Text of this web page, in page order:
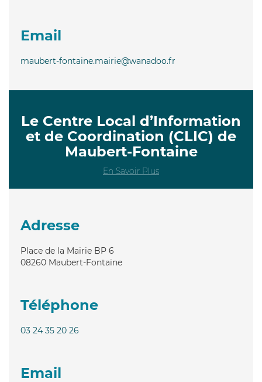
Email
maubert-fontaine.mairie@wanadoo.fr
Le Centre Local d’Information
et de Coordination (CLIC) de
Maubert-Fontaine
En Savoir Plus
Adresse
Place de la Mairie BP 6
08260 Maubert-Fontaine
Téléphone
03 24 35 20 26
Email